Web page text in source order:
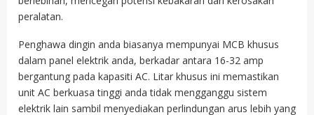
peralatan.
Penghawa dingin anda biasanya mempunyai MCB khusus
dalam panel elektrik anda, berkadar antara 16-32 amp
bergantung pada kapasiti AC. Litar khusus ini memastikan
unit AC berkuasa tinggi anda tidak mengganggu sistem
elektrik lain sambil menyediakan perlindungan arus lebih yang